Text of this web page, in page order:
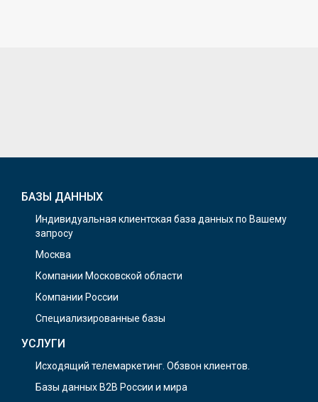
БАЗЫ ДАННЫХ
Индивидуальная клиентская база данных по Вашему
запросу
Москва
Компании Московской области
Компании России
Специализированные базы
УСЛУГИ
Исходящий телемаркетинг. Обзвон клиентов.
Базы данных B2B России и мира